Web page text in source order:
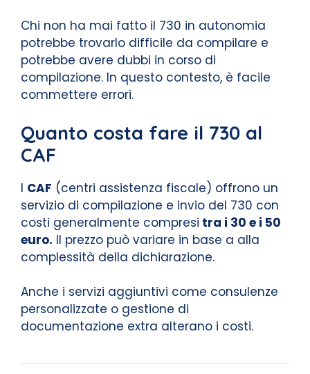
Chi non ha mai fatto il 730 in autonomia
potrebbe trovarlo difficile da compilare e
potrebbe avere dubbi in corso di
compilazione. In questo contesto, è facile
commettere errori.
Quanto costa fare il 730 al
CAF
I CAF (centri assistenza fiscale) offrono un
servizio di compilazione e invio del 730 con
costi generalmente compresi tra i 30 e i 50
euro. Il prezzo può variare in base a alla
complessità della dichiarazione.
Anche i servizi aggiuntivi come consulenze
personalizzate o gestione di
documentazione extra alterano i costi.